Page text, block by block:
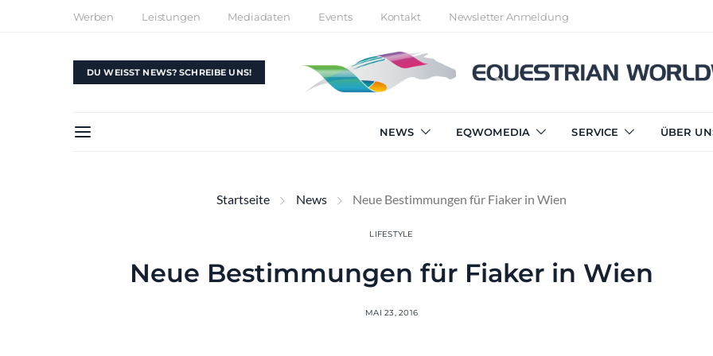
Werben Leistungen Mediadaten Events Kontakt Newsletter Anmeldung
DU WEISST NEWS? SCHREIBE UNS!
NEWS EQWOMEDIA SERVICE ÜBER
Startseite News Neue Bestimmungen für Fiaker in Wien
LIFESTYLE
Neue Bestimmungen für Fiaker in Wien
MAI 23, 2016